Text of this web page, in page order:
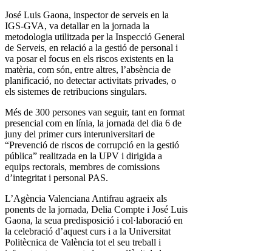
José Luis Gaona, inspector de serveis en la
IGS-GVA, va detallar en la jornada la
metodologia utilitzada per la Inspecció General
de Serveis, en relació a la gestió de personal i
va posar el focus en els riscos existents en la
matèria, com són, entre altres, l’absència de
planificació, no detectar activitats privades, o
els sistemes de retribucions singulars.
Més de 300 persones van seguir, tant en format
presencial com en línia, la jornada del dia 6 de
juny del primer curs interuniversitari de
“Prevenció de riscos de corrupció en la gestió
pública” realitzada en la UPV i dirigida a
equips rectorals, membres de comissions
d’integritat i personal PAS.
L’Agència Valenciana Antifrau agraeix als
ponents de la jornada, Delia Compte i José Luis
Gaona, la seua predisposició i col·laboració en
la celebració d’aquest curs i a la Universitat
Politècnica de València tot el seu treball i